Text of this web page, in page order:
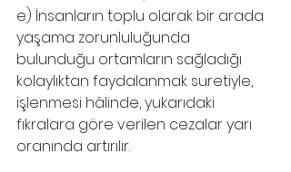
e) İnsanların toplu olarak bir arada
yaşama zorunluluğunda
bulunduğu ortamların sağladığı
kolaylıktan faydalanmak suretiyle,
işlenmesi hâlinde, yukarıdaki
fıkralara göre verilen cezalar yarı
oranında artırılır.